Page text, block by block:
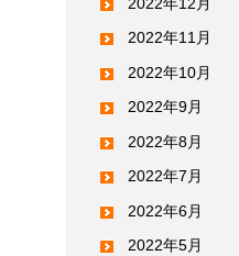
2022年11月
2022年10月
2022年9月
2022年8月
2022年7月
2022年6月
2022年5月